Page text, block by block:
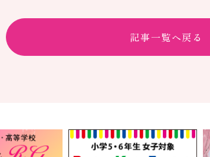
記事一覧へ戻る